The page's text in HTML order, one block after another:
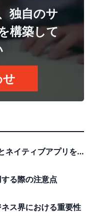
独自のサ
構築して
ネイティブアプリを
る際の注意点
ス界における重要性